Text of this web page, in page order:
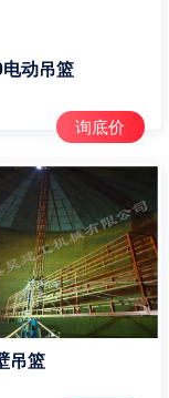
动吊篮
询底价
吊篮